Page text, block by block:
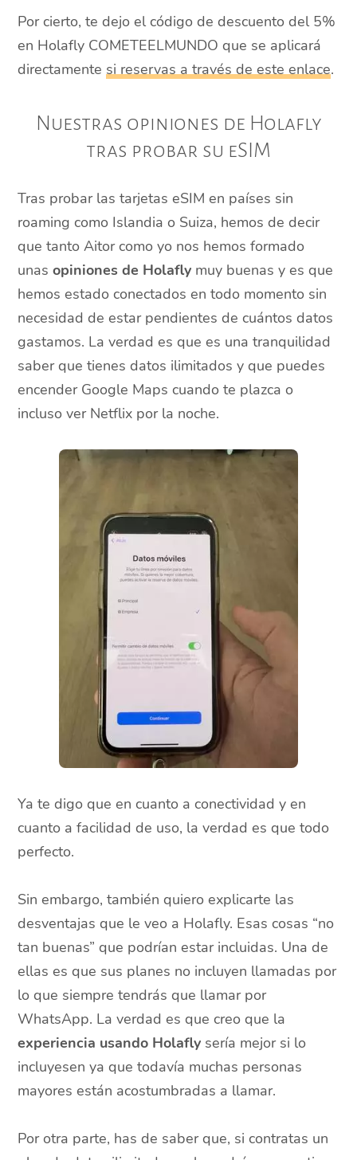
Por cierto, te dejo el código de descuento del 5%
en Holafly COMETEELMUNDO que se aplicará
directamentesi reservas a través de este enlace.
Nuestras opiniones de Holafly
tras probar su eSIM
Tras probar las tarjetas eSIM en países sin
roaming como Islandia o Suiza, hemos de decir
que tanto Aitor como yo nos hemos formado
unasopiniones de Holafly muy buenas y es que
hemos estado conectados en todo momento sin
necesidad de estar pendientes de cuántos datos
gastamos. La verdad es que es una tranquilidad
saber que tienes datos ilimitados y que puedes
encender Google Maps cuando te plazca o
incluso ver Netflix por la noche.
Ya te digo que en cuanto a conectividad y en
cuanto a facilidad de uso, la verdad es que todo
perfecto.
Sin embargo, también quiero explicarte las
desventajas que le veo a Holafly. Esas cosas “no
tan buenas” que podrían estar incluidas. Una de
ellas es que sus planes no incluyen llamadas por
lo que siempre tendrás que llamar por
WhatsApp. La verdad es que creo que la
experiencia usando Holafly sería mejor si lo
incluyesen ya que todavía muchas personas
mayores están acostumbradas a llamar.
Por otra parte, has de saber que, si contratas un